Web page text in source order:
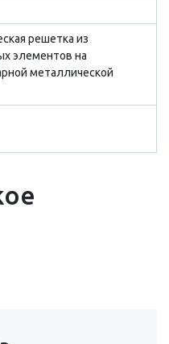
решетка из
элементов на
металлической